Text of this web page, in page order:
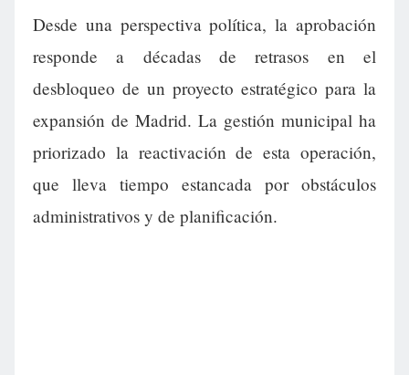
Desde una perspectiva política, la aprobación
responde a décadas de retrasos en el
desbloqueo de un proyecto estratégico para la
expansión de Madrid. La gestión municipal ha
priorizado la reactivación de esta operación,
que lleva tiempo estancada por obstáculos
administrativos y de planificación.